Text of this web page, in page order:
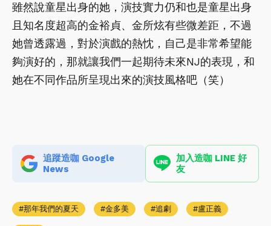
雖然說童星出身的她，演技實力仍和也是童星出身
且知名度超高的金裕貞、金所炫有些微差距，不過
她曾透露過，對於演戲的熱忱，自己是非常希望能
夠演好的，那就讓我們一起期待未來NJ的表現，和
她在不同作品所呈現出來的演技風格吧（笑）
追蹤造咖 Google
News
加入造咖 LINE 好
友
那年我們的夏天 金多美 追劇 盧正義